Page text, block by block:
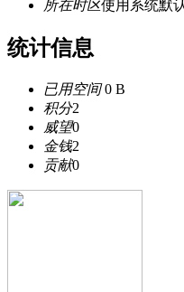
所在时区使用系统默
统计信息
已用空间0 B
积分2
威望0
金钱2
贡献0